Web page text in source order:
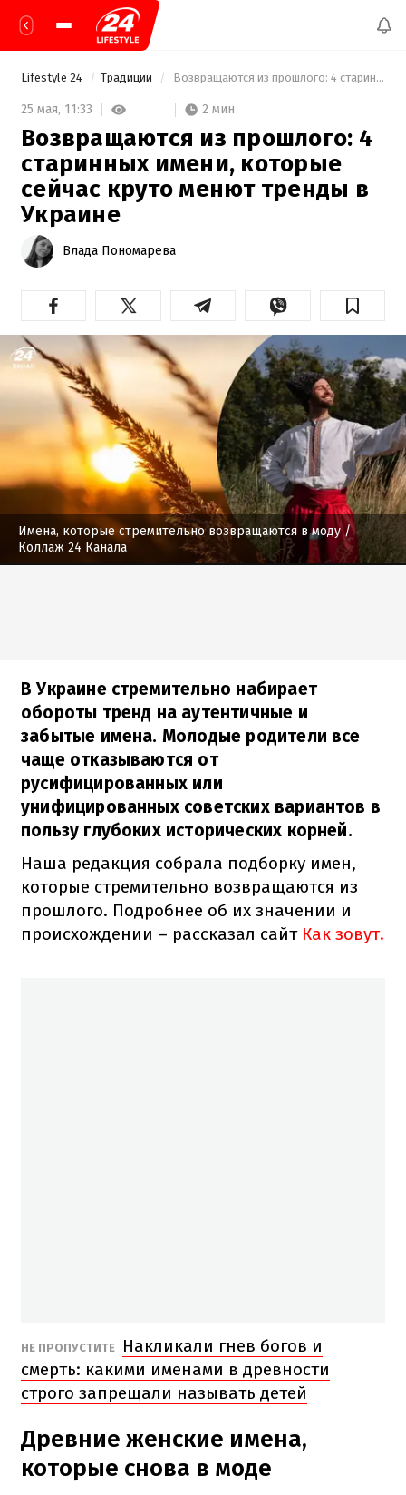
Lifestyle 24 Традиции Возвращаются из прошлого: 4 старинных имени, которые сейчас круто менют тренды в Украине
25 мая, 11:33 2 мин
Возвращаются из прошлого: 4
старинных имени, которые
сейчас круто менют тренды в
Украине
Влада Пономарева
Имена, которые стремительно возвращаются в моду/
Коллаж 24 Канала
В Украине стремительно набирает
обороты тренд на аутентичные и
забытые имена. Молодые родители все
чаще отказываются от
русифицированных или
унифицированных советских вариантов в
пользу глубоких исторических корней.
Наша редакция собрала подборку имен,
которые стремительно возвращаются из
прошлого. Подробнее об их значении и
происхождении – рассказал сайт Как зовут.
НЕ ПРОПУСТИТЕ
Накликали гнев богов и
смерть: какими именами в древности
строго запрещали называть детей
Древние женские имена,
которые снова в моде